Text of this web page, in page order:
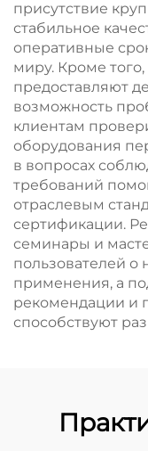
присутствие
стабильное
оперативные
миру. Кроме
предоставляют
возможность
клиентам
оборудования
в вопросах
требований
отраслевым
сертификации.
семинары и
пользователей о
применения, а
рекомендации и
способствуют